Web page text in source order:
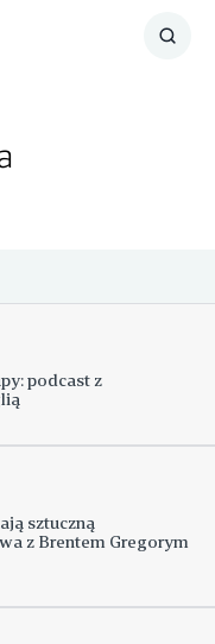
podcast z
sztuczną
z Brentem Gregorym